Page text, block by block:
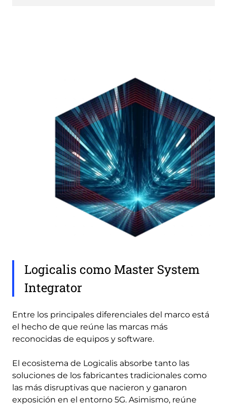
Logicalis como Master System
Integrator
Entre los principales diferenciales del marco está
el hecho de que reúne las marcas más
reconocidas de equipos y software.
El ecosistema de Logicalis absorbe tanto las
soluciones de los fabricantes tradicionales como
las más disruptivas que nacieron y ganaron
exposición en el entorno 5G. Asimismo, reúne